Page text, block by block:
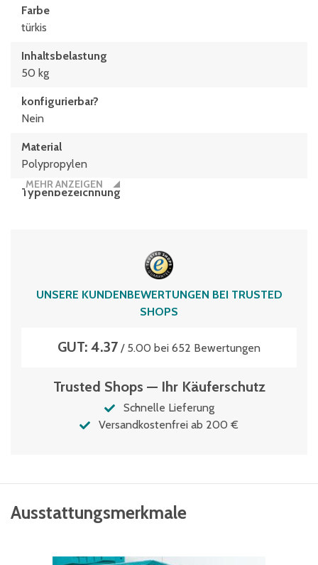
Farbe
türkis
Inhaltsbelastung
50 kg
konfigurierbar?
Nein
Material
Polypropylen
Typen­be­zeich­nung
22 Liter
MEHR ANZEIGEN
UNSERE KUNDENBEWERTUNGEN BEI TRUSTED
SHOPS
GUT: 4.37 / 5.00 bei 652 Bewertungen
Trusted Shops — Ihr Käuferschutz
Schnelle Lieferung
Versandkostenfrei ab 200 €
Ausstattungsmerkmale